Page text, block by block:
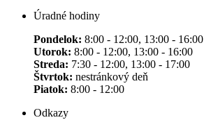
Úradné hodiny
Pondelok: 8:00 - 12:00, 13:00 - 16:00
Utorok: 8:00 - 12:00, 13:00 - 16:00
Streda: 7:30 - 12:00, 13:00 - 17:00
Štvrtok: nestránkový deň
Piatok: 8:00 - 12:00
Odkazy